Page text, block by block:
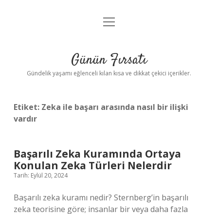
Anasayfa
Yasal Uyarı
menüyü
Günün Fırsatı
Gündelik yaşamı eğlenceli kılan kısa ve dikkat çekici içerikler.
Etiket: Zeka ile başarı arasında nasıl bir ilişki
vardır
Başarılı Zeka Kuramında Ortaya
Konulan Zeka Türleri Nelerdir
Tarih: Eylül 20, 2024
Başarılı zeka kuramı nedir? Sternberg’in başarılı
zeka teorisine göre; insanlar bir veya daha fazla